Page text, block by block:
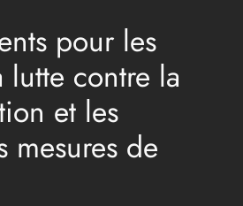
pour les
lutte contre la
et les
mesures de